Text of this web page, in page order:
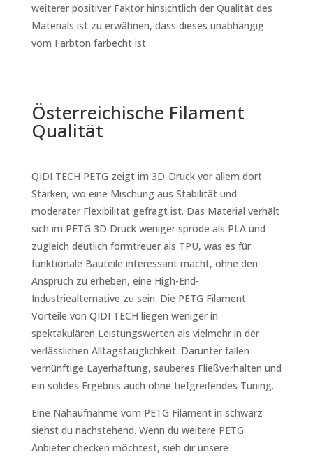
weiterer positiver Faktor hinsichtlich der Qualität des
Materials ist zu erwähnen, dass dieses unabhängig
vom Farbton farbecht ist.
Österreichische Filament
Qualität
QIDI TECH PETG zeigt im 3D-Druck vor allem dort
Stärken, wo eine Mischung aus Stabilität und
moderater Flexibilität gefragt ist. Das Material verhält
sich im PETG 3D Druck weniger spröde als PLA und
zugleich deutlich formtreuer als TPU, was es für
funktionale Bauteile interessant macht, ohne den
Anspruch zu erheben, eine High-End-
Industriealternative zu sein. Die PETG Filament
Vorteile von QIDI TECH liegen weniger in
spektakulären Leistungswerten als vielmehr in der
verlässlichen Alltags­tauglichkeit. Darunter fallen
vernünftige Layerhaftung, sauberes Fließverhalten und
ein solides Ergebnis auch ohne tiefgreifendes Tuning.
Eine Nahaufnahme vom PETG Filament in schwarz
siehst du nachstehend. Wenn du weitere PETG
Anbieter checken möchtest, sieh dir unsere